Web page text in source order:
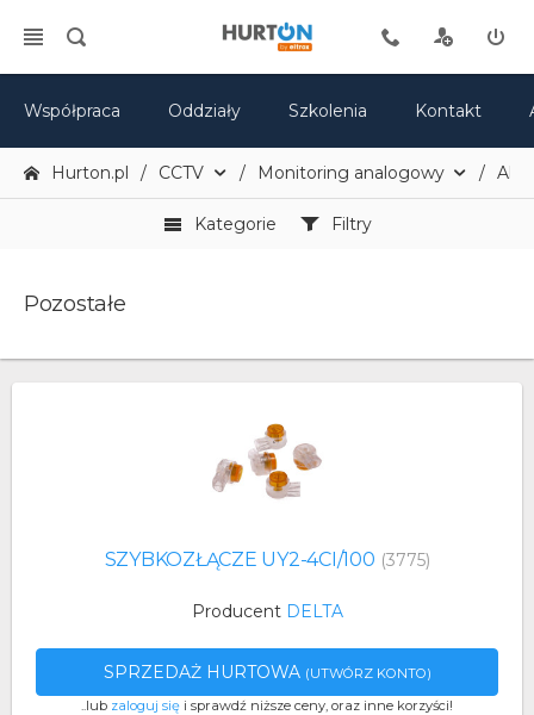
Współpraca Oddziały Szkolenia Kontakt
Hurton.pl CCTV Monitoring analogowy
Kategorie Filtry
Pozostałe
SZYBKOZŁĄCZE UY2-4CI/100 (3775)
Producent DELTA
SPRZEDAŻ HURTOWA (UTWÓRZ KONTO)
..lub zaloguj się i sprawdź niższe ceny, oraz inne korzyści!